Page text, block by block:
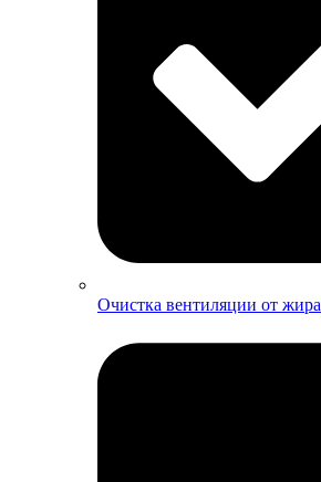
Очистка вентиляции от жира